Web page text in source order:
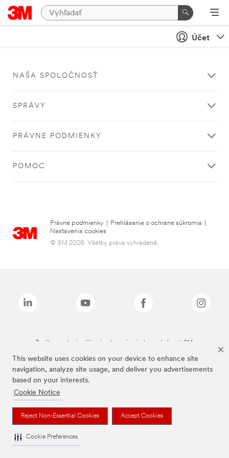
This website uses cookies on your device to enhance site
navigation, analyze site usage, and deliver you advertisements
based on your interests.
Cookie Notice
Reject Non-Essential Cookies Accept Cookies
Cookie Preferences
Účet
NAŠA SPOLOČNOSŤ
SPRÁVY
PRÁVNE PODMIENKY
POMOC
Právne podmienky Prehlásenie o ochrane súkromia
Nastavenia cookies
© 3M 2026. Všetky práva vyhradené.
Značky uvedené vyššie sú ochranné známky spoločnosti 3M.